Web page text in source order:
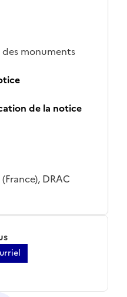
des monuments
de la notice
DRAC